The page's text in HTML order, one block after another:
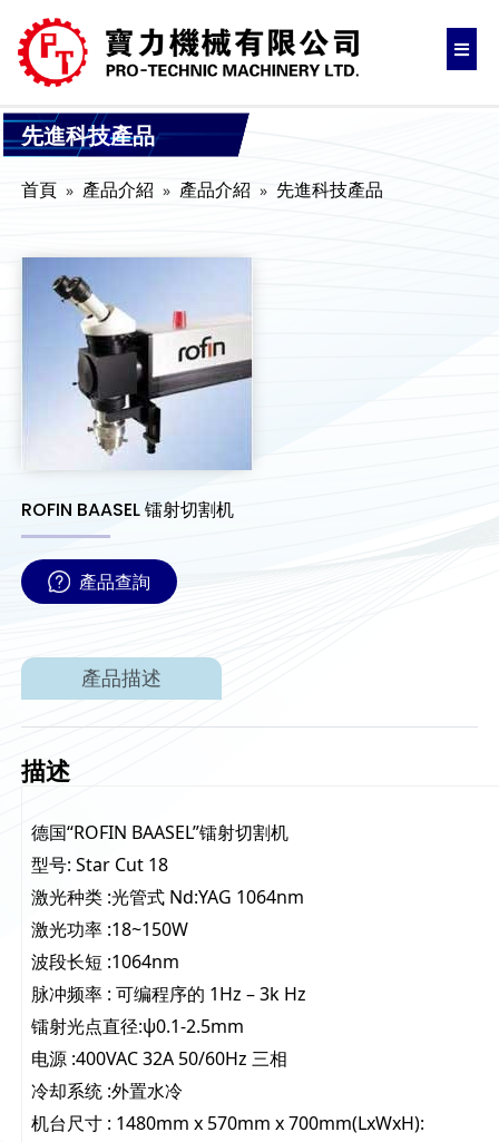
先進科技產品
首頁 產品介紹 產品介紹 先進科技產品
ROFIN BAASEL 镭射切割机
產品查詢
產品描述
描述
德国“ROFIN BAASEL”镭射切割机
型号: Star Cut 18
激光种类 :光管式 Nd:YAG 1064nm
激光功率 :18~150W
波段长短 :1064nm
脉冲频率 : 可编程序的 1Hz – 3k Hz
镭射光点直径:ψ0.1-2.5mm
电源 :400VAC 32A 50/60Hz 三相
冷却系统 :外置水冷
机台尺寸 : 1480mm x 570mm x 700mm(LxWxH):